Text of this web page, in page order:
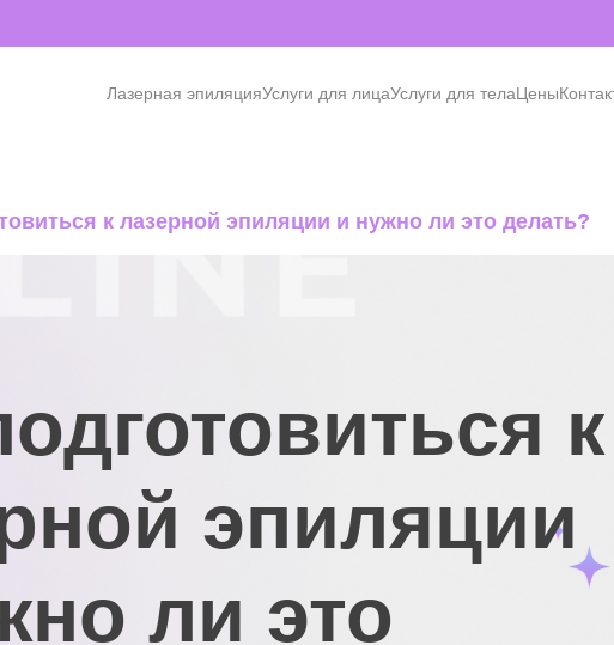
Лазерная эпиляцияУслуги для лицаУслуги для телаЦены
к лазерной эпиляции и нужно ли это делать?
к
эпиляции
ли это